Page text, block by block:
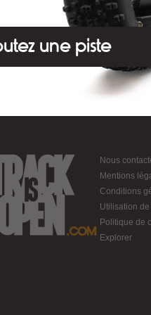
une piste
Nous
Mentions
Conditions
Utilisation
Politique de
Explorer